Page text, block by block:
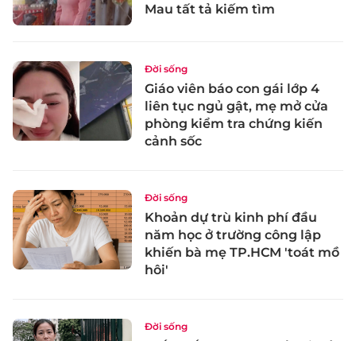
Mau tất tả kiếm tìm
Đời sống
Giáo viên báo con gái lớp 4
liên tục ngủ gật, mẹ mở cửa
phòng kiểm tra chứng kiến
cảnh sốc
Đời sống
Khoản dự trù kinh phí đầu
năm học ở trường công lập
khiến bà mẹ TP.HCM 'toát mồ
hôi'
Đời sống